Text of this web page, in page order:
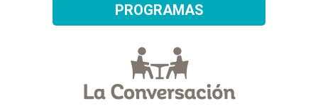
PROGRAMAS